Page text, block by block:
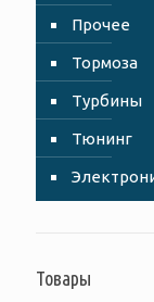
Прочее
Тормоза
Турбины
Тюнинг
Товары